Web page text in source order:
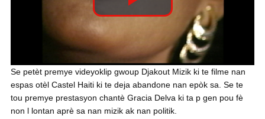
P
l
a
Se petèt premye videyoklip gwoup Djakout Mizik ki te filme nan
espas otèl Castel Haiti ki te deja abandone nan epòk sa. Se te
tou premye prestasyon chantè Gracia Delva ki ta p gen pou fè
non l lontan aprè sa nan mizik ak nan politik.